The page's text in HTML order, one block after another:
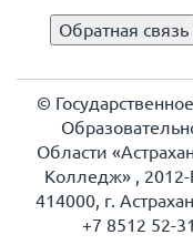
Обратная связь
©
Области
Колледж» ,
414000, г.
+7 8512 52-